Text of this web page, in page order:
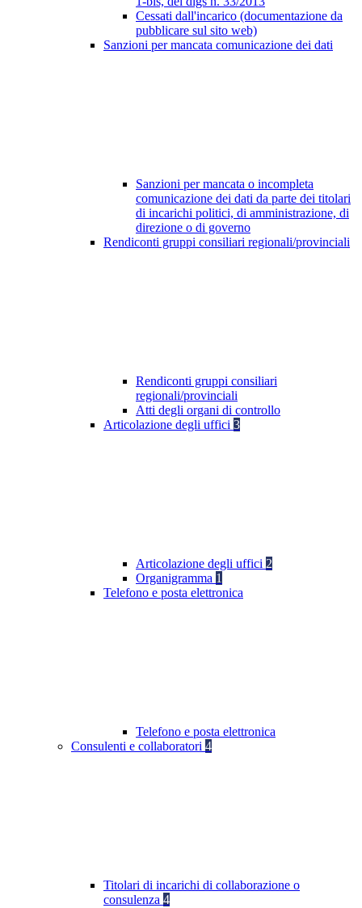
Cessati dall'incarico (documentazione da
pubblicare sul sito web)
Sanzioni per mancata comunicazione dei dati
Sanzioni per mancata o incompleta
comunicazione dei dati da parte dei titolari
di incarichi politici, di amministrazione, di
direzione o di governo
Rendiconti gruppi consiliari regionali/provinciali
Rendiconti gruppi consiliari
regionali/provinciali
Atti degli organi di controllo
Articolazione degli uffici 3
Articolazione degli uffici 2
Organigramma 1
Telefono e posta elettronica
Telefono e posta elettronica
Consulenti e collaboratori 4
Titolari di incarichi di collaborazione o
consulenza 4